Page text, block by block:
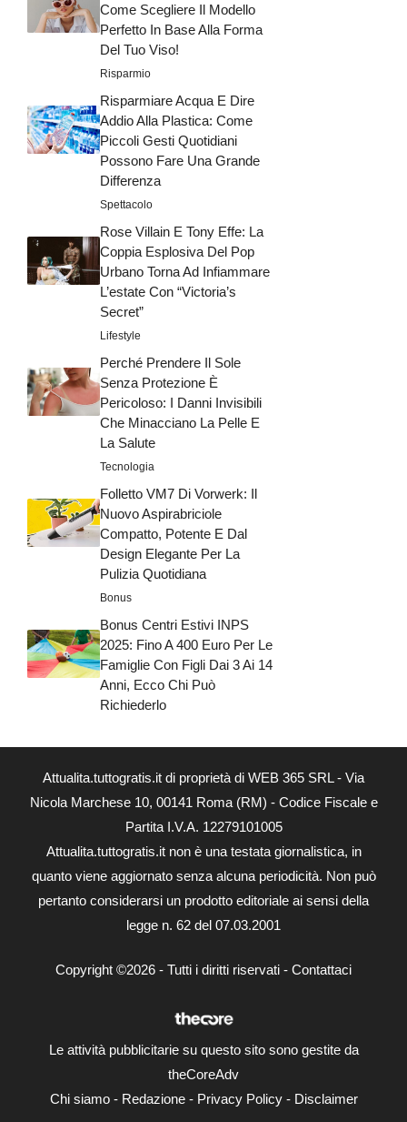
Come Scegliere Il Modello
Perfetto In Base Alla Forma
Del Tuo Viso!
Risparmio
Risparmiare Acqua E Dire
Addio Alla Plastica: Come
Piccoli Gesti Quotidiani
Possono Fare Una Grande
Differenza
Spettacolo
Rose Villain E Tony Effe: La
Coppia Esplosiva Del Pop
Urbano Torna Ad Infiammare
L’estate Con “Victoria’s
Secret”
Lifestyle
Perché Prendere Il Sole
Senza Protezione È
Pericoloso: I Danni Invisibili
Che Minacciano La Pelle E
La Salute
Tecnologia
Folletto VM7 Di Vorwerk: Il
Nuovo Aspirabriciole
Compatto, Potente E Dal
Design Elegante Per La
Pulizia Quotidiana
Bonus
Bonus Centri Estivi INPS
2025: Fino A 400 Euro Per Le
Famiglie Con Figli Dai 3 Ai 14
Anni, Ecco Chi Può
Richiederlo
Attualita.tuttogratis.it di proprietà di WEB 365 SRL - Via
Nicola Marchese 10, 00141 Roma (RM) - Codice Fiscale e
Partita I.V.A. 12279101005
Attualita.tuttogratis.it non è una testata giornalistica, in
quanto viene aggiornato senza alcuna periodicità. Non può
pertanto considerarsi un prodotto editoriale ai sensi della
legge n. 62 del 07.03.2001
Copyright ©2026 - Tutti i diritti riservati - Contattaci
Le attività pubblicitarie su questo sito sono gestite da
theCoreAdv
Chi siamo- Redazione- Privacy Policy- Disclaimer